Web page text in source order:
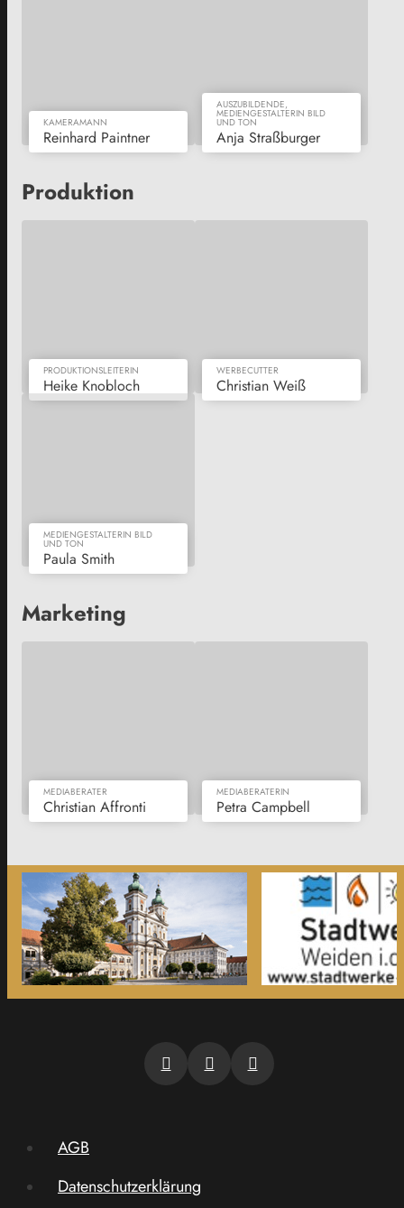
KAMERAMANN
Reinhard Paintner
AUSZUBILDENDE,
MEDIENGESTALTERIN BILD
UND TON
Anja Straßburger
Produktion
PRODUKTIONSLEITERIN
Heike Knobloch
WERBECUTTER
Christian Weiß
MEDIENGESTALTERIN BILD
UND TON
Paula Smith
Marketing
MEDIABERATER
Christian Affronti
MEDIABERATERIN
Petra Campbell
AGB
Datenschutzerklärung